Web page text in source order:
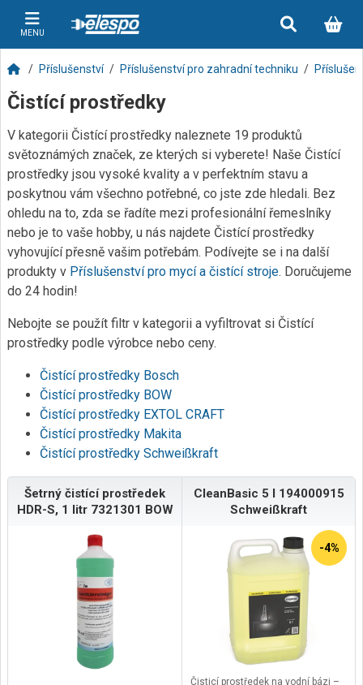
MENU
Příslušenství Příslušenství pro zahradní techniku
Čistící prostředky
V kategorii Čistící prostředky naleznete 19 produktů
světoznámých značek, ze kterých si vyberete! Naše Čistící
prostředky jsou vysoké kvality a v perfektním stavu a
poskytnou vám všechno potřebné, co jste zde hledali. Bez
ohledu na to, zda se řadíte mezi profesionální řemeslníky
nebo je to vaše hobby, u nás najdete Čistící prostředky
vyhovující přesně vašim potřebám. Podívejte se i na další
produkty v Příslušenství pro mycí a čistící stroje. Doručujeme
do 24 hodin!
Nebojte se použít filtr v kategorii a vyfiltrovat si Čistící
prostředky podle výrobce nebo ceny.
Čistící prostředky Bosch
Čistící prostředky BOW
Čistící prostředky EXTOL CRAFT
Čistící prostředky Makita
Čistící prostředky Schweißkraft
Šetrný čistící prostředek
HDR-S, 1 litr 7321301 BOW
CleanBasic 5 l 194000915
Schweißkraft
-4%
Čisticí prostředek na vodní bázi –